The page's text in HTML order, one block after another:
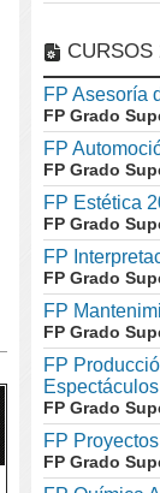
CURSOS
FP Asesoría
FP Grado
FP
FP Grado
FP Estética
FP Grado
FP
FP Grado
FP
FP Grado
FP
FP Grado
FP
FP Grado